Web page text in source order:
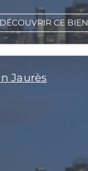
DÉCOUVRIR CE BIEN
Jaurès